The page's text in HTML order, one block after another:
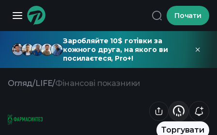
Почати
Заробляйте 10$ готівки за
кожного друга, на якого ви
посилаєтеся, Pro+!
Огляд/LIFE/Фінансові показники
Торгувати